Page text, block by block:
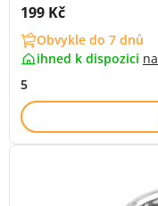
Cena s DPH:
199 Kč
Obvykle do 7 dnů
ihned k dispozici na
5